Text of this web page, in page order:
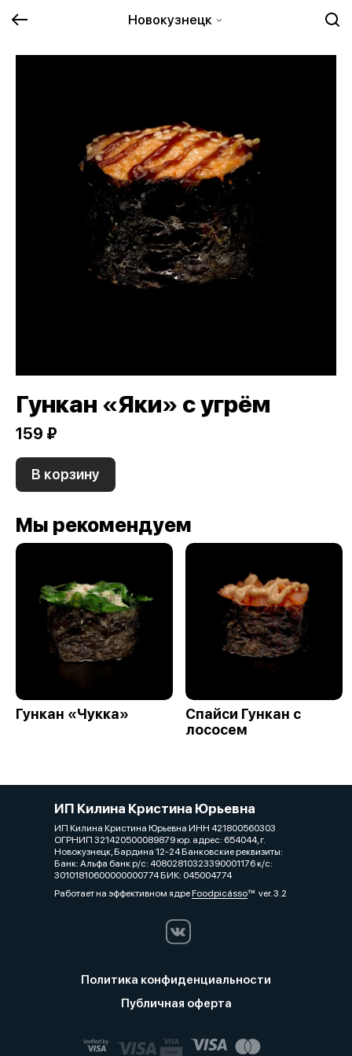
Новокузнецк
Гункан «Яки» с угрём
159 ₽
В корзину
Мы рекомендуем
Гункан «Чукка»
Спайси Гункан с
лососем
ИП Килина Кристина Юрьевна
ИП Килина Кристина Юрьевна ИНН 421800560303
ОГРНИП 321420500089879 юр. адрес: 654044, г.
Новокузнецк, Бардина 12-24 Банковские реквизиты:
Банк: Альфа банк р/с: 40802810323390001176 к/с:
30101810600000000774 БИК: 045004774
Работает на эффективном ядреFoodpicássover. 3.2
Политика конфиденциальности
Публичная оферта